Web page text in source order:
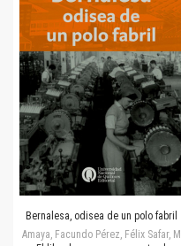
Bernalesa, odisea de un polo fabril
Amaya, Facundo Pérez, Félix Safar,